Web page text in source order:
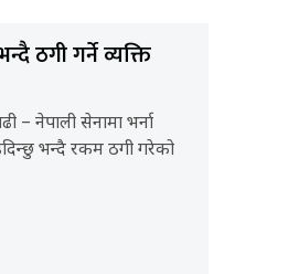
ठगी गर्ने व्यक्ति
– नेपाली सेनामा भर्ना
भन्दै रकम ठगी गरेको